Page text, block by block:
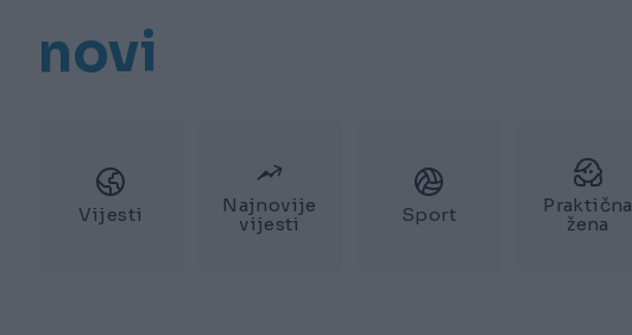
novi
Vijesti
Najnovije
vijesti
Sport
Praktična
žena